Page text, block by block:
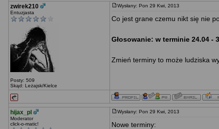
zwirek210
Entuzjasta
Posty: 509
Skąd: Leżajsk/Kielce
Wysłany: Pon 29 Kwi, 2013
Co jest grane czemu nikt się nie
Głosowanie: w terminie 24.04 -
Zmień terminy to może ludziska
hijax_pl
Moderator
click-o-matic!
Wysłany: Pon 29 Kwi, 2013
Nowe terminy: